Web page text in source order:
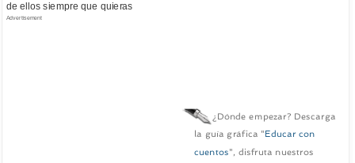
de ellos siempre que quieras
Advertisement
¿Dónde empezar? Descarga
la guía gráfica "Educar con
cuentos", disfruta nuestros